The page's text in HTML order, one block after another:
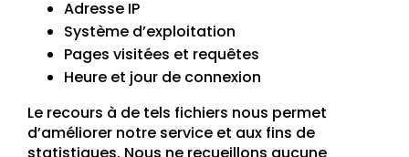
Adresse IP
Système d’exploitation
Pages visitées et requêtes
Heure et jour de connexion
Le recours à de tels fichiers nous permet
d’améliorer notre service et aux fins de
statistiques. Nous ne recueillons aucune